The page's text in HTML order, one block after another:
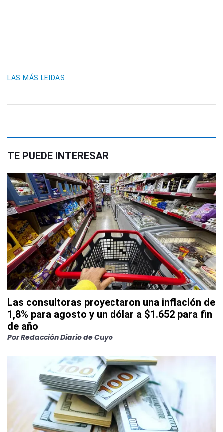
LAS MÁS LEIDAS
TE PUEDE INTERESAR
Las consultoras proyectaron una inflación de
1,8% para agosto y un dólar a $1.652 para fin
de año
PorRedacción Diario de Cuyo